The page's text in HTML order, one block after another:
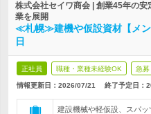
株式会社セイワ商会 | 創業45年の
業を展開
≪札幌≫建機や仮設資材【メ
日
正社員 職種・業種未経験OK 急募
情報更新日：2026/07/21 終了予定日：
建設機械や軽仮設、スパ